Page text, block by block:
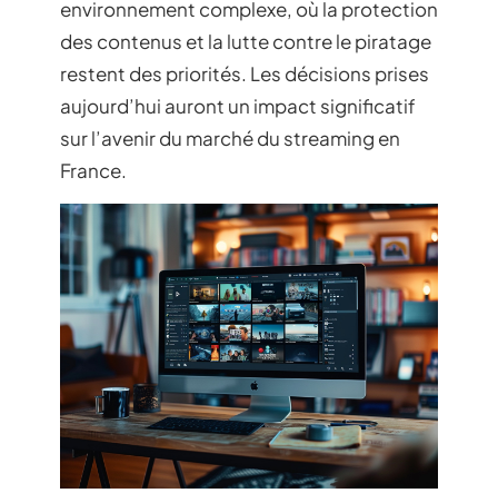
environnement complexe, où la protection
des contenus et la lutte contre le piratage
restent des priorités. Les décisions prises
aujourd’hui auront un impact significatif
sur l’avenir du marché du streaming en
France.